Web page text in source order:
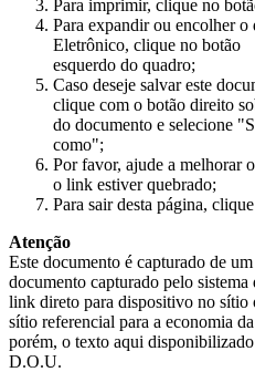
Para imprimir, clique no
Para expandir ou encolher
Eletrônico, clique no botão
esquerdo do quadro;
Caso deseje salvar este
clique com o botão direito
do documento e selecione
como";
Por favor, ajude a melhorar
o link estiver quebrado;
Para sair desta página,
Atenção
Este documento é capturado de
documento capturado pelo
link direto para dispositivo no
sítio referencial para a economia
porém, o texto aqui
D.O.U.